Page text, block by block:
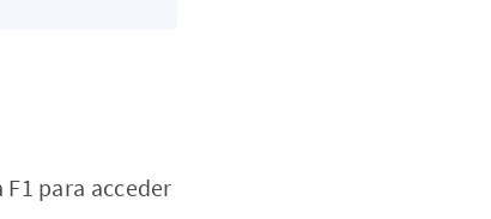
para acceder